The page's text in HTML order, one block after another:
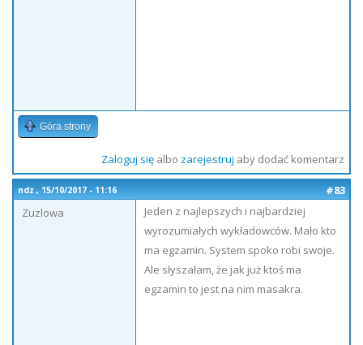
Góra strony
Zaloguj sięalbo zarejestruj aby dodać komentarz
ndz., 15/10/2017 - 11:16
#83
Zuzlowa
Jeden z najlepszych i najbardziej
wyrozumiałych wykładowców. Mało kto
ma egzamin. System spoko robi swoje.
Ale słyszałam, że jak już ktoś ma
egzamin to jest na nim masakra.